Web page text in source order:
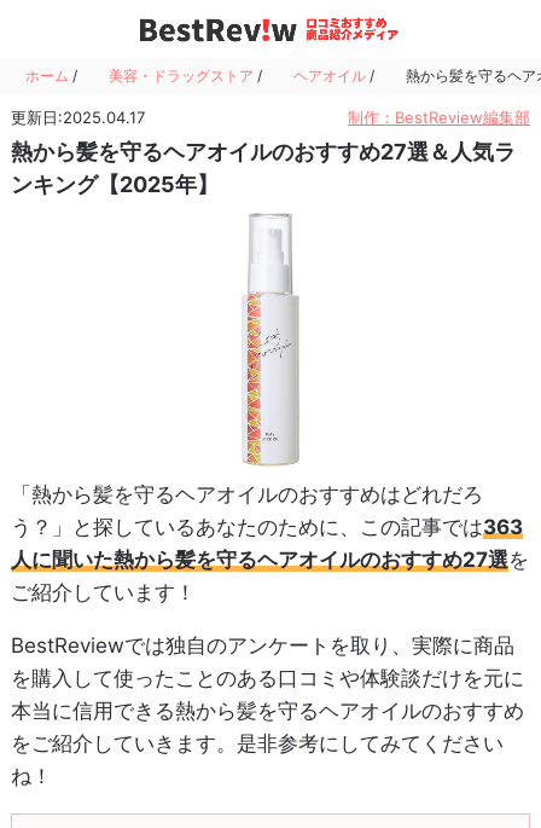
ホーム / 美容・ドラッグストア / ヘアオイル / 熱から髪を守るヘ
更新日:2025.04.17 制作：BestReview編集部
熱から髪を守るヘアオイルのおすすめ27選＆人気ラ
ンキング【2025年】
「熱から髪を守るヘアオイルのおすすめはどれだろ
う？」と探しているあなたのために、この記事では363
人に聞いた熱から髪を守るヘアオイルのおすすめ27選を
ご紹介しています！
BestReviewでは独自のアンケートを取り、実際に商品
を購入して使ったことのある口コミや体験談だけを元に
本当に信用できる熱から髪を守るヘアオイルのおすすめ
をご紹介していきます。是非参考にしてみてください
ね！